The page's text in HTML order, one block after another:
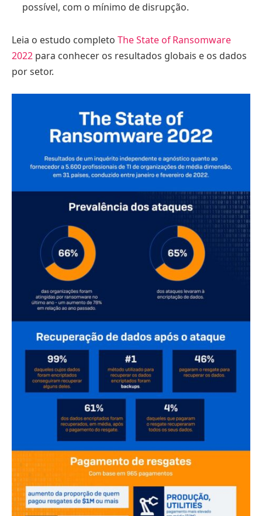
possível, com o mínimo de disrupção.
Leia o estudo completo The State of Ransomware
2022 para conhecer os resultados globais e os dados
por setor.